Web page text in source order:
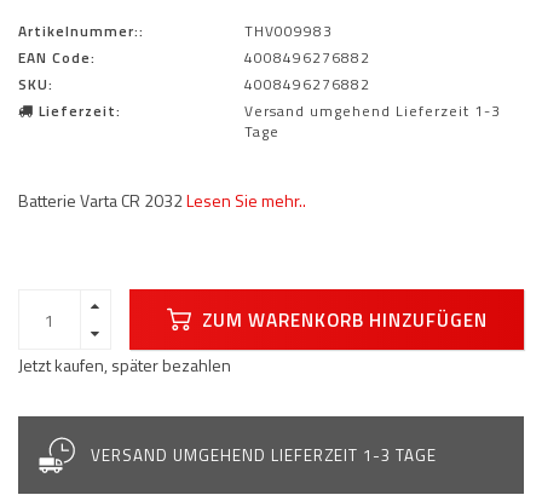
Artikelnummer::
THV009983
EAN Code:
4008496276882
SKU:
4008496276882
Lieferzeit:
Versand umgehend Lieferzeit 1-3
Tage
Batterie Varta CR 2032Lesen Sie mehr..
ZUM WARENKORB HINZUFÜGEN
Jetzt kaufen, später bezahlen
VERSAND UMGEHEND LIEFERZEIT 1-3 TAGE